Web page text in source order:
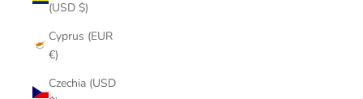
(USD $)
Cyprus (EUR
€)
Czechia (USD